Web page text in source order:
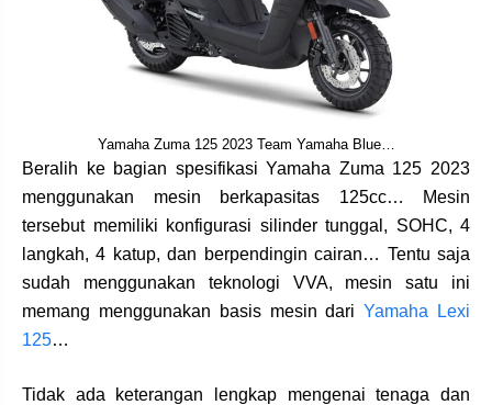
Yamaha Zuma 125 2023 Team Yamaha Blue…
Beralih ke bagian spesifikasi Yamaha Zuma 125 2023
menggunakan mesin berkapasitas 125cc… Mesin
tersebut memiliki konfigurasi silinder tunggal, SOHC, 4
langkah, 4 katup, dan berpendingin cairan… Tentu saja
sudah menggunakan teknologi VVA, mesin satu ini
memang menggunakan basis mesin dariYamaha Lexi
125…
Tidak ada keterangan lengkap mengenai tenaga dan